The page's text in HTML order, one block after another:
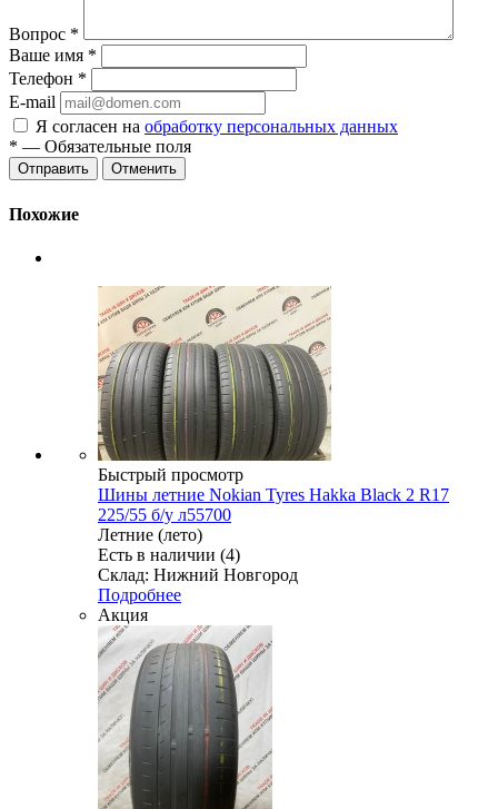
Вопрос *
Ваше имя *
Телефон *
E-mail
Я согласен на обработку персональных данных
* — Обязательные поля
Отменить
Похожие
Быстрый просмотр
Шины летние Nokian Tyres Hakka Black 2 R17
225/55 б/у л55700
Летние (лето)
Есть в наличии (4)
Склад: Нижний Новгород
Подробнее
Акция